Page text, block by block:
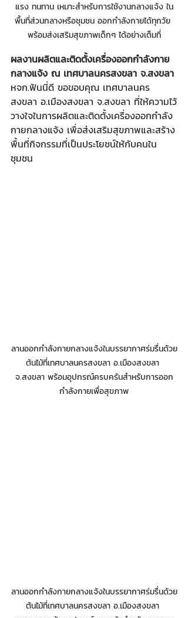
แรง ทนทาน เหมาะสำหรับการใช้งานกลางแจ้ง ใน
พื้นที่ส่วนกลางหรือชุมชน ออกกำลังกายได้ทุกวัย
พร้อมส่งเสริมสุขภาพเด็กๆ ได้อย่างเต็มที่
ผลงานผลิตและติดตั้งเครื่องออกกำลังกาย
กลางแจ้ง ณ เทศบาลนครสงขลา จ.สงขลา
หจก.ฟันนี่ดี ขอขอบคุณ เทศบาลนคร
สงขลา อ.เมืองสงขลา จ.สงขลา ที่ให้ความไว้
วางใจในการผลิตและติดตั้งเครื่องออกกำลัง
กายกลางแจ้ง เพื่อส่งเสริมสุขภาพและสร้าง
พื้นที่กิจกรรมที่เป็นประโยชน์ให้กับคนใน
ชุมชน
ลานออกกำลังกายกลางแจ้งในบรรยากาศร่มรื่นด้วย
ต้นไม้ที่เทศบาลนครสงขลา อ.เมืองสงขลา
จ.สงขลา พร้อมอุปกรณ์ครบครันสำหรับการออก
กำลังกายเพื่อสุขภาพ
ลานออกกำลังกายกลางแจ้งในบรรยากาศร่มรื่นด้วย
ต้นไม้ที่เทศบาลนครสงขลา อ.เมืองสงขลา